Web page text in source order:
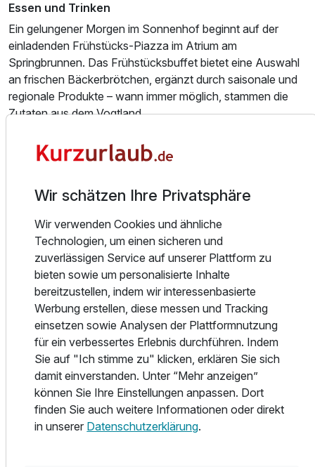
Essen und Trinken
Ein gelungener Morgen im Sonnenhof beginnt auf der
einladenden Frühstücks-Piazza im Atrium am
Springbrunnen. Das Frühstücksbuffet bietet eine Auswahl
an frischen Bäckerbrötchen, ergänzt durch saisonale und
regionale Produkte – wann immer möglich, stammen die
Zutaten aus dem Vogtland.
Ein besonderes Highlight ist die Müsli-Bar, an der Gäste ihre
individuellen Kreationen aus einer Vielzahl von Zutaten
zusätzliche Abwechslung sorgen hausgemachte Desserts
und schmackhafte Ergänzung bieten.
Wer sein Frühstück lieber in privaten Atmosphäre genießen
möchte, kann den praktischen Brötchenservice in
Anspruch nehmen und sich die frischen Backwaren direkt
für das Frühstück im Apartment bestellen. So kann jeder
den Tag ganz nach seinen persönlichen Vorlieben
beginnen.
Wellness & Freizeit
Der Aufenthalt im Sonnenhof und in Bad Elster bietet eine
perfekte Kombination aus Erholung, Kultur und Natur –
ganz im Sinne des Dreiklangs des sächsischen Staatsbads.
Wir schätzen Ihre Privatsphäre
Wir verwenden Cookies und ähnliche
Technologien, um einen sicheren und
zuverlässigen Service auf unserer Plattform zu
bieten sowie um personalisierte Inhalte
bereitzustellen, indem wir interessenbasierte
Werbung erstellen, diese messen und Tracking
einsetzen sowie Analysen der Plattformnutzung
für ein verbessertes Erlebnis durchführen. Indem
Sie auf "Ich stimme zu" klicken, erklären Sie sich
damit einverstanden. Unter “Mehr anzeigen”
können Sie Ihre Einstellungen anpassen. Dort
finden Sie auch weitere Informationen oder direkt
in unserer Datenschutzerklärung.